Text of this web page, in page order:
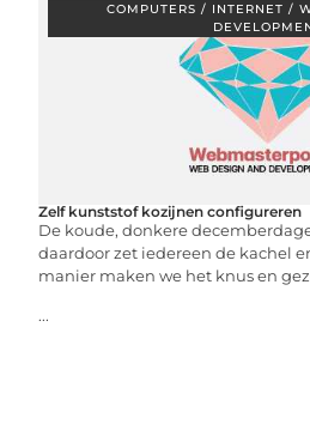
COMPUTERS / INTERNET /
Zelf kunststof kozijnen configureren
De koude, donkere
daardoor zet iedereen de kachel
manier maken we het knus en
...